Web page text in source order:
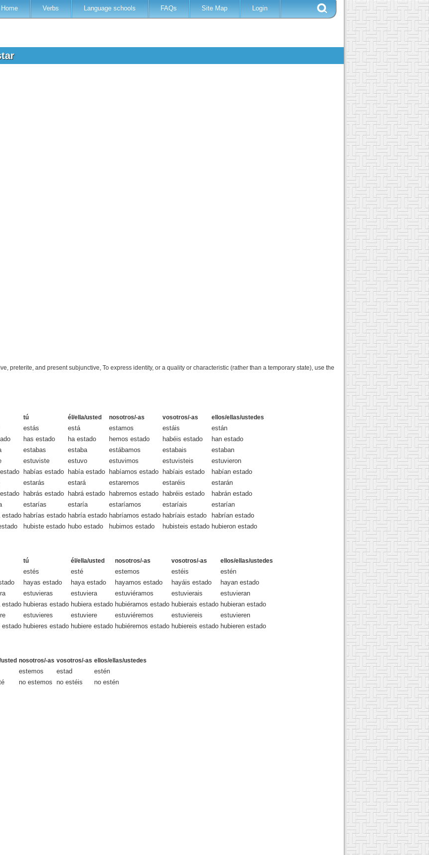
Home Verbs Language schools FAQs Site Map Login
preterite, and present subjunctive, To express identity, or a quality or characteristic (rather than a temporary state), use the
tú él/ella/usted nosotros/-as vosotros/-as ellos/ellas/ustedes
estás está estamos estáis
están
has estado ha estado hemos estado habéis estado
han estado
estabas estaba estábamos estabais
estaban
estuviste estuvo estuvimos estuvisteis
estuvieron
habías estado había estado habíamos estado habíais estado
habían estado
estarás estará estaremos estaréis
estarán
habrás estado habrá estado habremos estado habréis estado
habrán estado
estarías estaría estaríamos estaríais
estarían
estado habrías estado habría estado habríamos estado habríais estado
habrían estado
hubiste estado hubo estado hubimos estado hubisteis estado hubieron estado
tú él/ella/usted nosotros/-as vosotros/-as ellos/ellas/ustedes
estés esté estemos estéis
estén
hayas estado haya estado hayamos estado hayáis estado
hayan estado
estuvieras estuviera estuviéramos estuvierais
estuvieran
estado hubieras estado hubiera estado hubiéramos estado hubierais estado hubieran estado
estuvieres estuviere estuviéremos estuviereis
estuvieren
estado hubieres estado hubiere estado hubiéremos estado hubiereis estado hubieren estado
usted nosotros/-as vosotros/-as ellos/ellas/ustedes
estemos estad
estén
no estemos no estéis no estén